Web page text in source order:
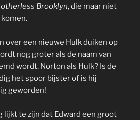
Brooklyn, die maar niet
over een nieuwe Hulk duiken op
nog groter als de naam van
wordt. Norton als Hulk? Is de
het spoor bijster of is hij
geworden!
lijkt te zijn dat Edward een groot